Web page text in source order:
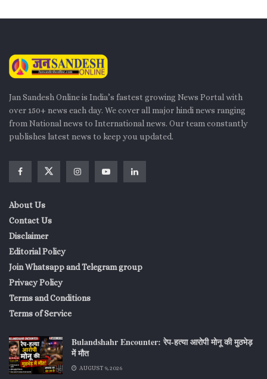
Jan Sandesh Online is India’s fastest growing News Portal with
over 150+ news each day. We cover all major hindi news ranging
from National news to International news. Our team constantly
publishes latest news to keep you updated.
About Us
Contact Us
Disclaimer
Editorial Policy
Join Whatsapp and Telegram group
Privacy Policy
Terms and Conditions
Terms of Service
Bulandshahr Encounter: रेप-हत्या आरोपी मोनू की मुठभेड़
में मौत
AUGUST 9, 2026